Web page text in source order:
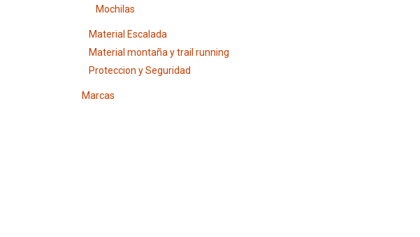
Mochilas
Material Escalada
Material montaña y trail running
Proteccion y Seguridad
Marcas